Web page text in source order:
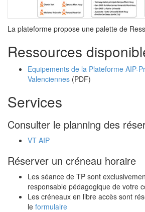
La plateforme propose une palette de
Ressources
Equipements de la Plateforme AIP-
Valenciennes (PDF)
Services
Consulter le planning des
VT AIP
Réserver un créneau horaire
Les séance de TP sont
responsable pédagogique de votre
Les créneaux en libre accès sont
le formulaire